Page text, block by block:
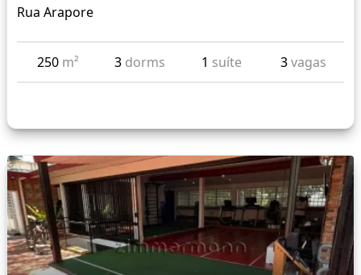
Rua Arapore
250 m² 3 dorms 1 suíte 3vagas